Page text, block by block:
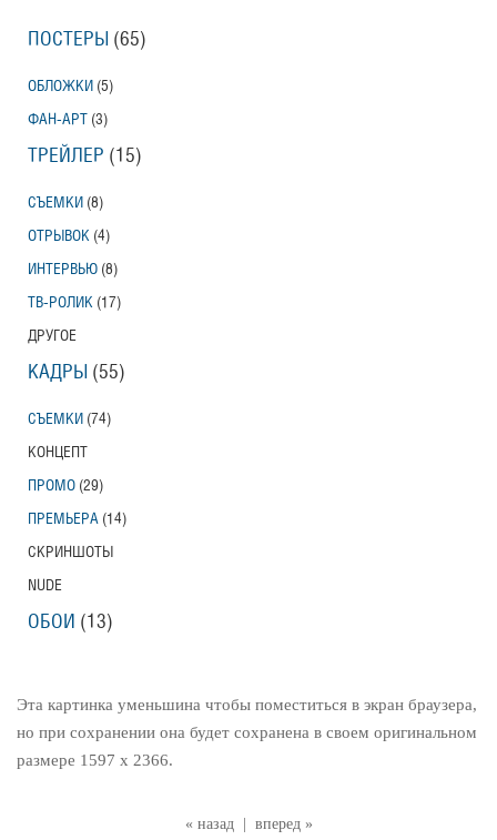
« назад
вперед »
Эта картинка уменьшина чтобы поместиться в экран браузера,
но при сохранении она будет сохранена в своем оригинальном
размере 1597 x 2366.
ПОСТЕРЫ (65)
ОБЛОЖКИ (5)
ФАН-АРТ (3)
ТРЕЙЛЕР (15)
СЪЕМКИ (8)
ОТРЫВОК (4)
ИНТЕРВЬЮ (8)
ТВ-РОЛИК (17)
ДРУГОЕ
КАДРЫ (55)
СЪЕМКИ (74)
КОНЦЕПТ
ПРОМО (29)
ПРЕМЬЕРА (14)
СКРИНШОТЫ
NUDE
ОБОИ (13)